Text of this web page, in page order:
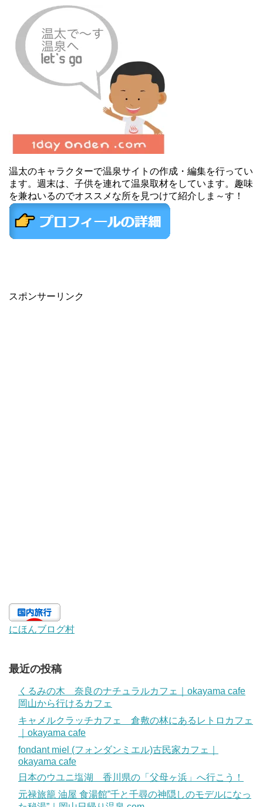
温太のキャラクターで温泉サイトの作成・編集を行ってい
ます。週末は、子供を連れて温泉取材をしています。趣味
を兼ねいるのでオススメな所を見つけて紹介しま～す！
スポンサーリンク
にほんブログ村
最近の投稿
くるみの木 奈良のナチュラルカフェ｜okayama cafe
岡山から行けるカフェ
キャメルクラッチカフェ 倉敷の林にあるレトロカフェ
｜okayama cafe
fondant miel (フォンダンミエル)古民家カフェ｜
okayama cafe
日本のウユニ塩湖 香川県の「父母ヶ浜」へ行こう！
元禄旅籠 油屋 食湯館”千と千尋の神隠しのモデルになっ